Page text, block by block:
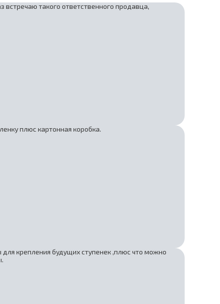
такого ответственного продавца,
плюс картонная коробка.
крепления будущих ступенек ,плюс что можно